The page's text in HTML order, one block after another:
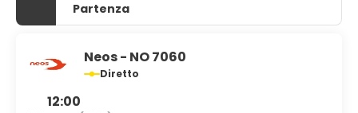
Partenza
Neos - NO 7060
Diretto
12:00